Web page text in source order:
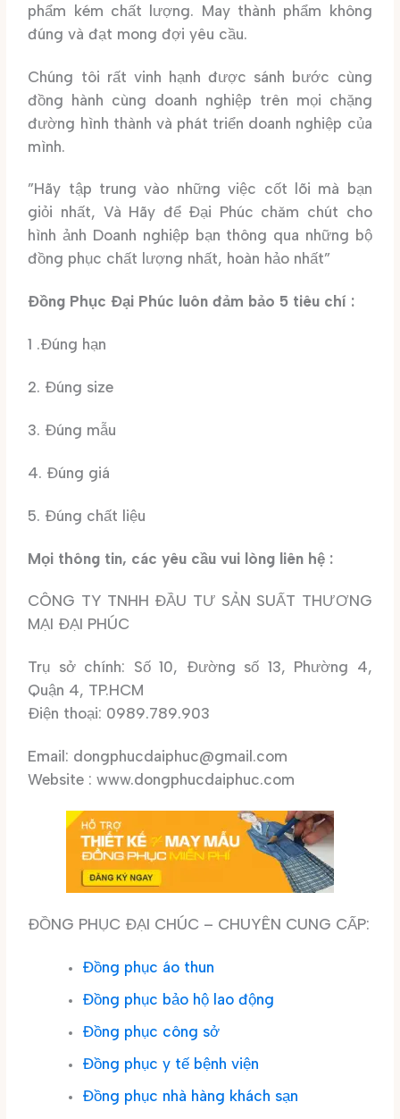
phẩm kém chất lượng. May thành phẩm không
đúng và đạt mong đợi yêu cầu.
Chúng tôi rất vinh hạnh được sánh bước cùng
đồng hành cùng doanh nghiệp trên mọi chặng
đường hình thành và phát triển doanh nghiệp của
mình.
”Hãy tập trung vào những việc cốt lõi mà bạn
giỏi nhất, Và Hãy để Đại Phúc chăm chút cho
hình ảnh Doanh nghiệp bạn thông qua những bộ
đồng phục chất lượng nhất, hoàn hảo nhất”
Đồng Phục Đại Phúc luôn đảm bảo 5 tiêu chí :
1 .Đúng hạn
2. Đúng size
3. Đúng mẫu
4. Đúng giá
5. Đúng chất liệu
Mọi thông tin, các yêu cầu vui lòng liên hệ :
CÔNG TY TNHH ĐẦU TƯ SẢN SUẤT THƯƠNG
MẠI ĐẠI PHÚC
Trụ sở chính: Số 10, Đường số 13, Phường 4,
Quận 4, TP.HCM
Điện thoại: 0989.789.903
Email: dongphucdaiphuc@gmail.com
Website : www.dongphucdaiphuc.com
ĐỒNG PHỤC ĐẠI CHÚC – CHUYÊN CUNG CẤP:
Đồng phục áo thun
Đồng phục bảo hộ lao động
Đồng phục công sở
Đồng phục y tế bệnh viện
Đồng phục nhà hàng khách sạn